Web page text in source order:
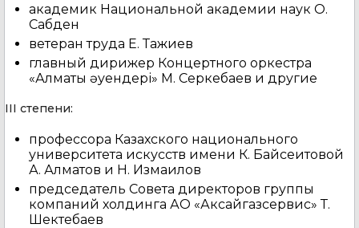
академик Национальной академии наук О.
Сабден
ветеран труда Е. Тажиев
главный дирижер Концертного оркестра
«Алматы әуендері» М. Серкебаев и другие
ІІІ степени:
профессора Казахского национального
университета искусств имени К. Байсеитовой
А. Алматов и Н. Измаилов
председатель Совета директоров группы
компаний холдинга АО «Аксайгазсервис» Т.
Шектебаев